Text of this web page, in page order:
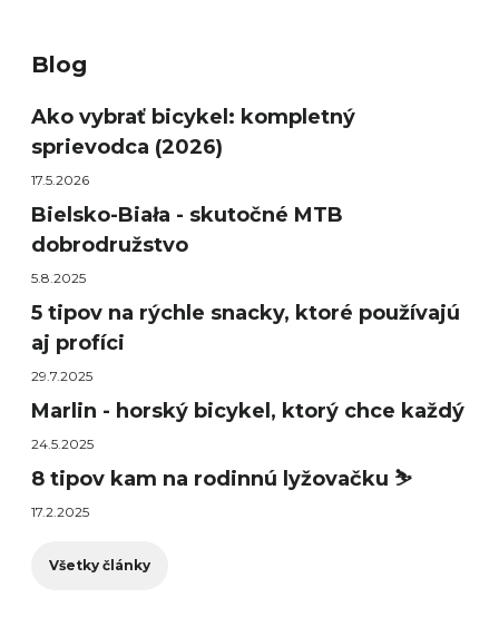
Blog
Ako vybrať bicykel: kompletný
sprievodca (2026)
17.5.2026
Bielsko-Biała - skutočné MTB
dobrodružstvo
5.8.2025
5 tipov na rýchle snacky, ktoré používajú
aj profíci
29.7.2025
Marlin - horský bicykel, ktorý chce každý
24.5.2025
8 tipov kam na rodinnú lyžovačku ⛷️
17.2.2025
Všetky články